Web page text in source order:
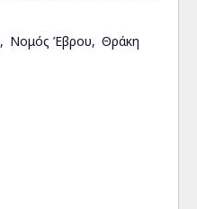
Νομός Έβρου Θράκη